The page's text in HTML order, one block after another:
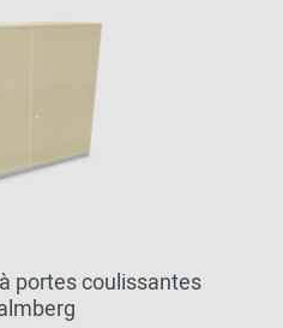
portes coulissantes